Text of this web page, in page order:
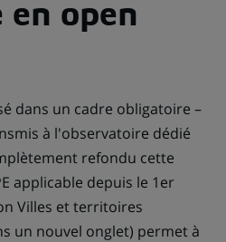
en open
dans un cadre obligatoire –
à l'observatoire dédié
refondu cette
applicable depuis le 1er
Villes et territoires
un nouvel onglet) permet à